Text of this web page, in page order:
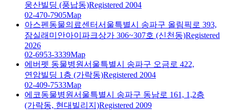
웅산빌딩 (풍납동)Registered 2004
02-470-7905Map
아스펜동물의료센터서울특별시 송파구 올림픽로 393,
잠실래미안아이파크상가 306~307호 (신천동)Registered
2026
02-6953-3339Map
에버펫 동물병원서울특별시 송파구 오금로 422,
연암빌딩 1층 (가락동)Registered 2004
02-409-7533Map
에코동물병원서울특별시 송파구 동남로 161, 1,2층
(가락동, 현대빌리지)Registered 2009